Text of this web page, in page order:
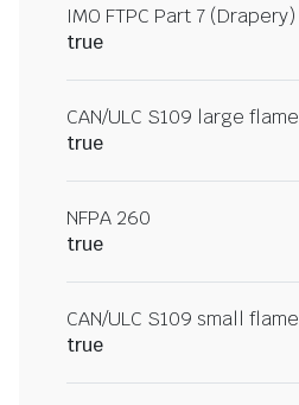
IMO FTPC Part 7 (Drapery)
true
CAN/ULC S109 large flame
true
NFPA 260
true
CAN/ULC S109 small flame
true